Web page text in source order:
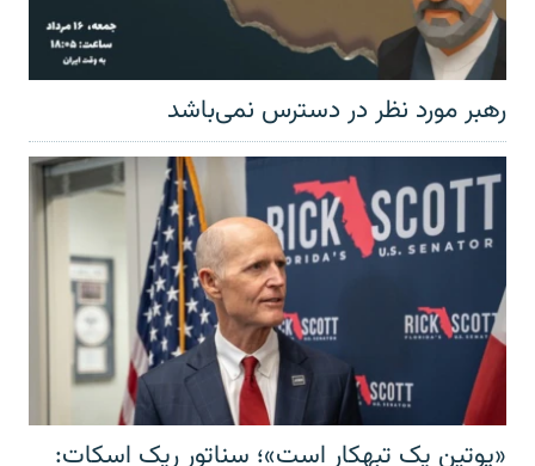
رهبر مورد نظر در دسترس نمی‌باشد
«پوتین یک تبهکار است»؛ سناتور ریک اسکات: